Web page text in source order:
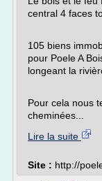
central 4 faces
105 biens
pour Poele A
longeant la
Pour cela nous
cheminées...
Lire la suite
Site : http://